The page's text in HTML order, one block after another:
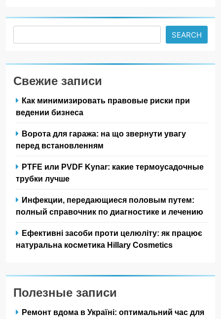
SEARCH
Свежие записи
Как минимизировать правовые риски при
ведении бизнеса
Ворота для гаража: на що звернути увагу
перед встановленням
PTFE или PVDF Kynar: какие термоусадочные
трубки лучше
Инфекции, передающиеся половым путем:
полный справочник по диагностике и лечению
Ефективні засоби проти целюліту: як працює
натуральна косметика Hillary Cosmetics
Полезные записи
Ремонт вдома в Україні: оптимальний час для